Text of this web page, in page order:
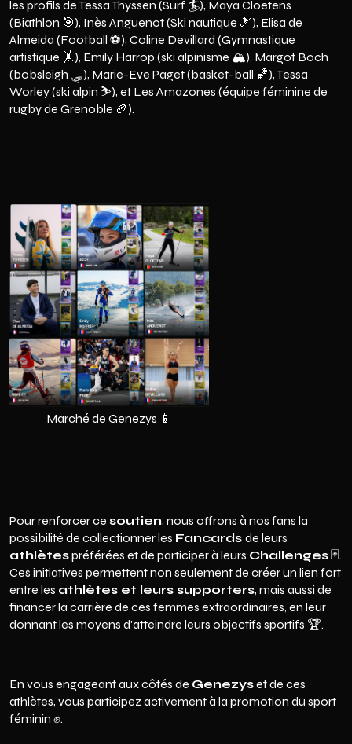
les profils deTessa Thyssen (Surf 🏄), Maya Cloetens
(Biathlon 🎯), Inès Anguenot(Ski nautique 🎿), Elisa de
Almeida (Football ⚽), Coline Devillard (Gymnastique
artistique 🤸), Emily Harrop (ski alpinisme 🏔️), Margot Boch
(bobsleigh 🛷), Marie-Eve Paget(basket-ball 🏀),Tessa
Worley(ski alpin ⛷️), et Les Amazones (équipe féminine de
rugby de Grenoble 🏉).
Marché de Genezys 📱
Pour renforcer ce soutien, nous offrons à nos fans la
possibilité de collectionner les Fancards de leurs
athlètespréférées et de participer à leurs Challenges🃏.
Ces initiatives permettent non seulement de créer un lien fort
entre les athlètes et leurs supporters, mais aussi de
financer la carrière de ces femmes extraordinaires, en leur
donnant les moyens d'atteindre leurs objectifs sportifs 🏆.
En vous engageant aux côtés de Genezyset de ces
athlètes, vous participez activement à la promotion du sport
féminin ✊.